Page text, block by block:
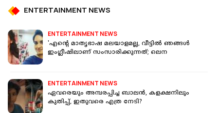
ENTERTAINMENT NEWS
ENTERTAINMENT NEWS
'എന്റെ മാതൃഭാഷ മലയാളമല്ല, വീട്ടില്‍ ഞങ്ങള്‍
ഇംഗ്ലീഷിലാണ് സംസാരിക്കുന്നത്; ലെന
ENTERTAINMENT NEWS
ഏവരെയും അമ്പരപ്പിച്ച ബാലൻ, കളക്ഷനിലും
കുതിപ്പ്, ഇതുവരെ എത്ര നേടി?